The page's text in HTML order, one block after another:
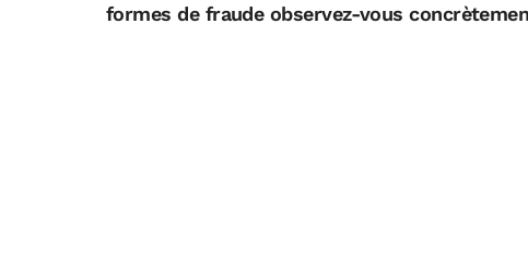
formes de fraude observez-vous